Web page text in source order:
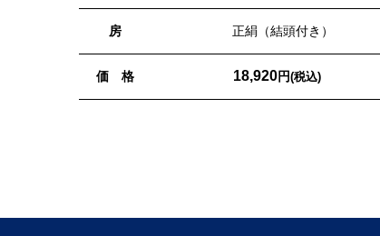
房 正絹（結頭付き）
価 格 18,920円(税込)